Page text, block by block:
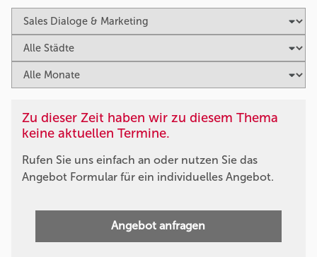
Zu dieser Zeit haben wir zu diesem Thema
keine aktuellen Termine.
Rufen Sie uns einfach an oder nutzen Sie das
Angebot Formular für ein individuelles Angebot.
Angebot anfragen